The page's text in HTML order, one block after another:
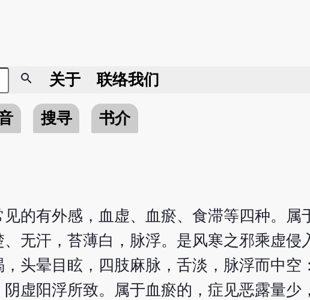
search 关于 联络我们
搜寻
书介
的有外感，血虚、血瘀、食滞等四种。属
无汗，苔薄白，脉浮。是风寒之邪乘虚侵
头晕目眩，四肢麻脉，舌淡，脉浮而中空
虚阳浮所致。属于血瘀的，症见恶露量少